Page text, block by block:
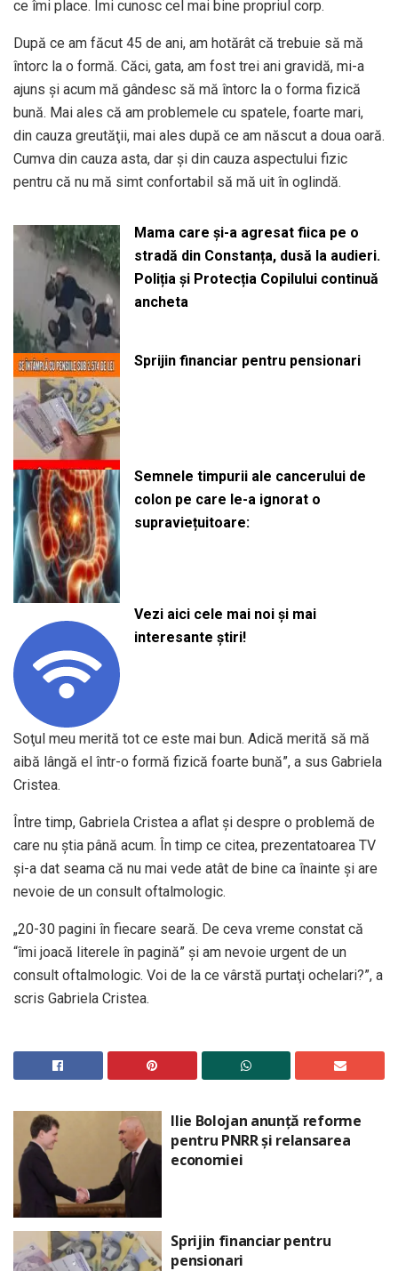
ce îmi place. Îmi cunosc cel mai bine propriul corp.
După ce am făcut 45 de ani, am hotărât că trebuie să mă
întorc la o formă. Căci, gata, am fost trei ani gravidă, mi-a
ajuns şi acum mă gândesc să mă întorc la o forma fizică
bună. Mai ales că am problemele cu spatele, foarte mari,
din cauza greutăţii, mai ales după ce am născut a doua oară.
Cumva din cauza asta, dar şi din cauza aspectului fizic
pentru că nu mă simt confortabil să mă uit în oglindă.
Mama care și-a agresat fiica pe o
stradă din Constanța, dusă la audieri.
Poliția și Protecția Copilului continuă
ancheta
Sprijin financiar pentru pensionari
Semnele timpurii ale cancerului de
colon pe care le-a ignorat o
supraviețuitoare:
Vezi aici cele mai noi și mai
interesante știri!
Soţul meu merită tot ce este mai bun. Adică merită să mă
aibă lângă el într-o formă fizică foarte bună”, a sus Gabriela
Cristea.
Între timp, Gabriela Cristea a aflat şi despre o problemă de
care nu ştia până acum. În timp ce citea, prezentatoarea TV
şi-a dat seama că nu mai vede atât de bine ca înainte şi are
nevoie de un consult oftalmologic.
„20-30 pagini în fiecare seară. De ceva vreme constat că
“îmi joacă literele în pagină” şi am nevoie urgent de un
consult oftalmologic. Voi de la ce vârstă purtaţi ochelari?”, a
scris Gabriela Cristea.
Ilie Bolojan anunță reforme
pentru PNRR și relansarea
economiei
Sprijin financiar pentru
pensionari